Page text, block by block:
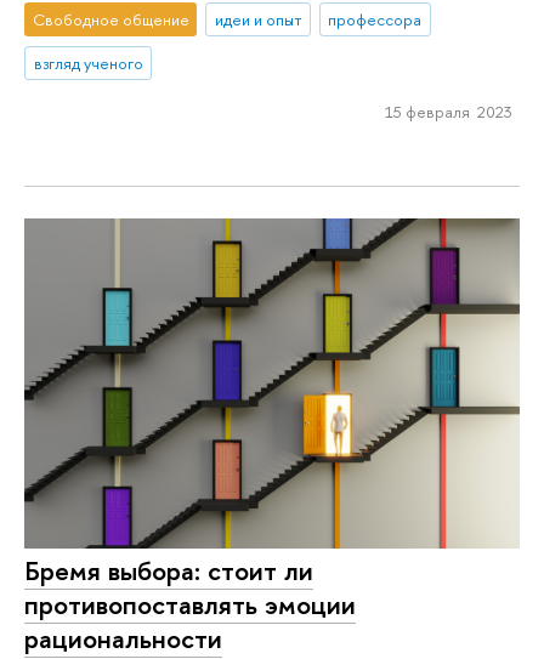
Свободное общение идеи и опыт
профессора
взгляд ученого
15 февраля 2023
Бремя выбора: стоит ли
противопоставлять эмоции
рациональности